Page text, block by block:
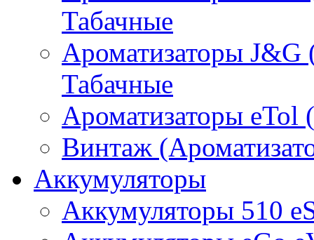
Табачные
Ароматизаторы
Табачные
Ароматизаторы eTol
Винтаж
Аккумуляторы
Аккумуляторы 510